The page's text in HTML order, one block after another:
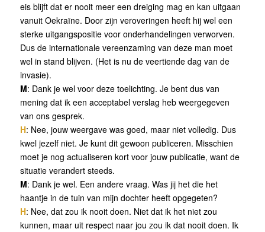
eis blijft dat er nooit meer een dreiging mag en kan uitgaan
vanuit Oekraïne. Door zijn veroveringen heeft hij wel een
sterke uitgangspositie voor onderhandelingen verworven.
Dus de internationale vereenzaming van deze man moet
wel in stand blijven. (Het is nu de veertiende dag van de
invasie).
M: Dank je wel voor deze toelichting. Je bent dus van
mening dat ik een acceptabel verslag heb weergegeven
van ons gesprek.
H: Nee, jouw weergave was goed, maar niet volledig. Dus
kwel jezelf niet. Je kunt dit gewoon publiceren. Misschien
moet je nog actualiseren kort voor jouw publicatie, want de
situatie verandert steeds.
M: Dank je wel. Een andere vraag. Was jij het die het
haantje in de tuin van mijn dochter heeft opgegeten?
H: Nee, dat zou ik nooit doen. Niet dat ik het niet zou
kunnen, maar uit respect naar jou zou ik dat nooit doen. Ik